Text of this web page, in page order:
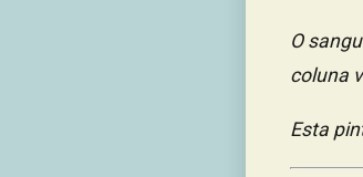
O
coluna
Esta